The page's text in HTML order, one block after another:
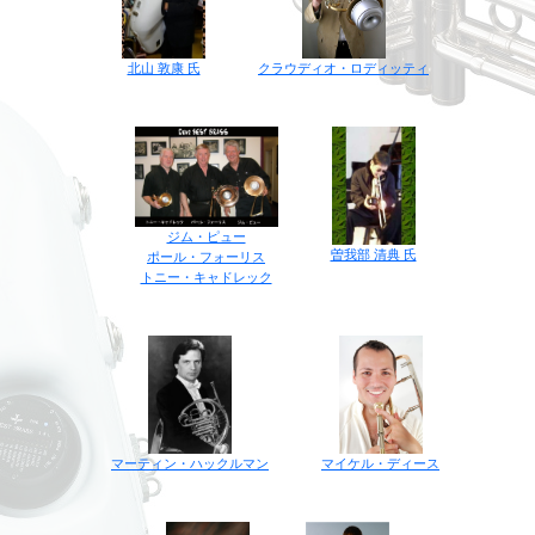
北山 敦康 氏 クラウディオ・ロディッティ
ジム・ピュー
ポール・フォーリス
トニー・キャドレック
曽我部 清典 氏
マーティン・ハックルマン マイケル・ディース